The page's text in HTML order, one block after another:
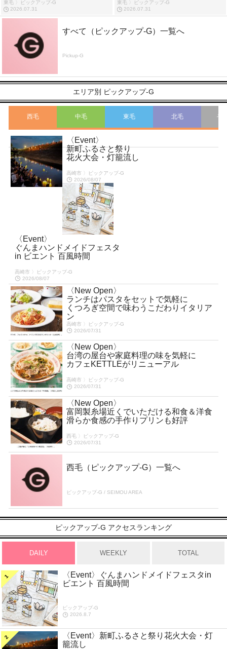
東毛 〉ピックアップ-G
2026.07.31
東毛 〉ピックアップ-G
2026.07.31
すべて（ピックアップ-G）一覧へ
Pickup-G
エリア別 ピックアップ-G
西毛 中毛 東毛 北毛 そ
〈Event〉
新町ふるさと祭り
花火大会・灯籠流し
高崎市 〉ピックアップ-G
2026/08/07
〈Event〉
ぐんまハンドメイドフェスタ
in ビエント 百風時間
高崎市 〉ピックアップ-G
2026/08/07
〈New Open〉
ランチはパスタをセットで気軽に
くつろぎ空間で味わうこだわりイタリア
ン
高崎市 〉ピックアップ-G
2026/07/31
〈New Open〉
台湾の屋台や家庭料理の味を気軽に
カフェKETTLEがリニューアル
高崎市 〉ピックアップ-G
2026/07/31
〈New Open〉
富岡製糸場近くでいただける和食＆洋食
滑らか食感の手作りプリンも好評
西毛 〉ピックアップ-G
2026/07/31
西毛（ピックアップ-G）一覧へ
ピックアップ-G / SEIMOU AREA
ピックアップ-G アクセスランキング
DAILY WEEKLY TOTAL
〈Event〉ぐんまハンドメイドフェスタin
ビエント 百風時間
ピックアップ-G
2026.8.7
〈Event〉新町ふるさと祭り花火大会・灯
籠流し